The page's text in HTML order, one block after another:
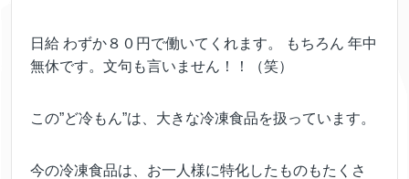
日給 わずか８０円で働いて くれます。 もちろん 年中
無休です。文句も言いません！！（笑）
この”ど冷もん”は、大きな冷凍食品を扱っています。
今の冷凍食品は、お一人様に特化したものもたくさ